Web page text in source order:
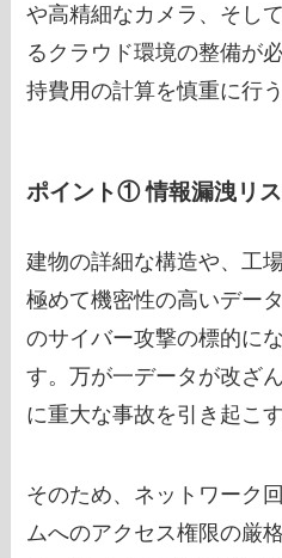
や高精細なカメラ、そし
るクラウド環境の整備が
持費用の計算を慎重に行
ポイント① 情報漏洩リ
建物の詳細な構造や、工
極めて機密性の高いデー
のサイバー攻撃の標的に
す。万が一データが改ざ
に重大な事故を引き起こ
そのため、ネットワーク
ムへのアクセス権限の厳